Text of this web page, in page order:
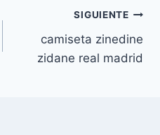
SIGUIENTE
camiseta zinedine
zidane real madrid